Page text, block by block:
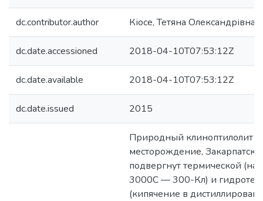
dc.contributor.author Кіосе, Тетяна Олександрівна
dc.date.accessioned 2018-04-10T07:53:12Z
dc.date.available 2018-04-10T07:53:12Z
dc.date.issued 2015
Природный клиноптилолит
месторождение,
подвергнут термической
3000С — 300-Кл) и
(кипячение в